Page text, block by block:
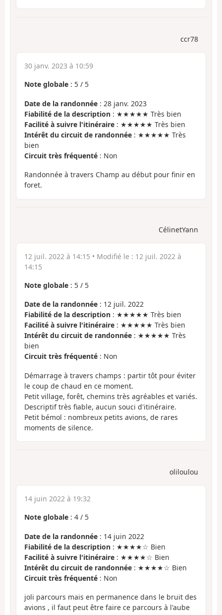
ccr78
30 janv. 2023 à 10:59
Note globale : 5 / 5
Date de la randonnée : 28 janv. 2023
Fiabilité de la description : ★★★★★ Très bien
Facilité à suivre l'itinéraire : ★★★★★ Très bien
Intérêt du circuit de randonnée : ★★★★★ Très
bien
Circuit très fréquenté : Non
Randonnée à travers Champ au début pour finir en
foret.
CélinetYann
12 juil. 2022 à 14:15 • Modifié le : 12 juil. 2022 à
14:15
Note globale : 5 / 5
Date de la randonnée : 12 juil. 2022
Fiabilité de la description : ★★★★★ Très bien
Facilité à suivre l'itinéraire : ★★★★★ Très bien
Intérêt du circuit de randonnée : ★★★★★ Très
bien
Circuit très fréquenté : Non
Démarrage à travers champs : partir tôt pour éviter
le coup de chaud en ce moment.
Petit village, forêt, chemins très agréables et variés.
Descriptif très fiable, aucun souci d'itinéraire.
Petit bémol : nombreux petits avions, de rares
moments de silence.
oliloulou
14 juin 2022 à 19:32
Note globale : 4 / 5
Date de la randonnée : 14 juin 2022
Fiabilité de la description : ★★★★☆ Bien
Facilité à suivre l'itinéraire : ★★★★☆ Bien
Intérêt du circuit de randonnée : ★★★★☆ Bien
Circuit très fréquenté : Non
joli parcours mais en permanence dans le bruit des
avions , il faut peut être faire ce parcours à l'aube